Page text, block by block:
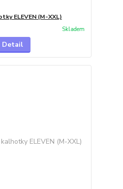
ELEVEN (M-XXL)
Skladem
Detail